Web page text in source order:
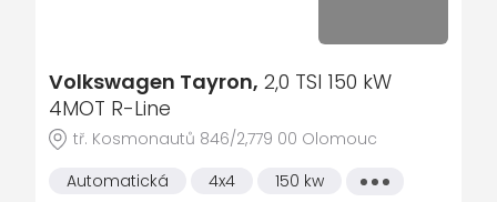
bezklíčové startování a odemykání
Bluetooth
brzdový asistent
centrál dálkový
centrální zamykání
Volkswagen Tayron, 2,0 TSI 150 kW
4MOT R-Line
tř. Kosmonautů 846/2,779 00 Olomouc
Automatická
4x4 150 kw
Všechny